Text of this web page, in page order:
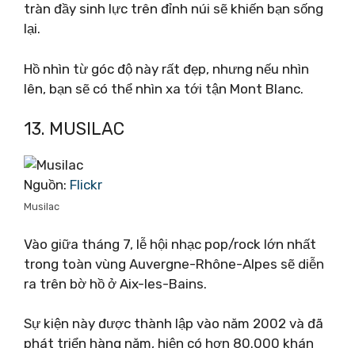
tràn đầy sinh lực trên đỉnh núi sẽ khiến bạn sống
lại.
Hồ nhìn từ góc độ này rất đẹp, nhưng nếu nhìn
lên, bạn sẽ có thể nhìn xa tới tận Mont Blanc.
13. MUSILAC
Nguồn: Flickr
Musilac
Vào giữa tháng 7, lễ hội nhạc pop/rock lớn nhất
trong toàn vùng Auvergne-Rhône-Alpes sẽ diễn
ra trên bờ hồ ở Aix-les-Bains.
Sự kiện này được thành lập vào năm 2002 và đã
phát triển hàng năm, hiện có hơn 80.000 khán